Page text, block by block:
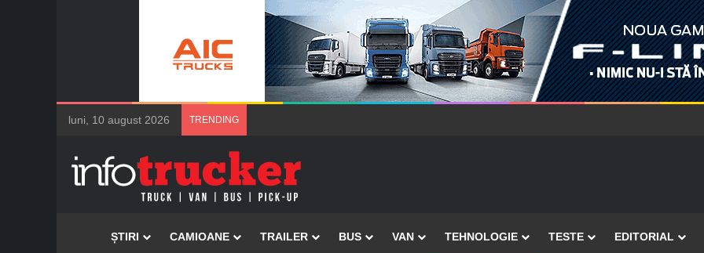
luni, 10 august 2026 TRENDING
AcasăȘTIRI CAMIOANE TRAILER BUS VAN TEHNOLOGIE TESTE EDITORIAL